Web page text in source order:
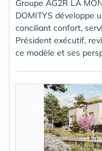
Groupe AG2R LA
DOMITYS développe
conciliant confort,
Président exécutif,
ce modèle et ses